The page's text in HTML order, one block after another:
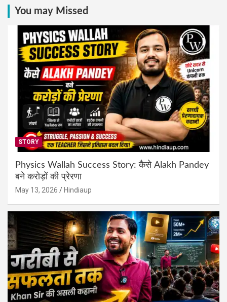
You may Missed
STORY
Physics Wallah Success Story: कैसे Alakh Pandey
बने करोड़ों की प्रेरणा
May 13, 2026 Hindiaup